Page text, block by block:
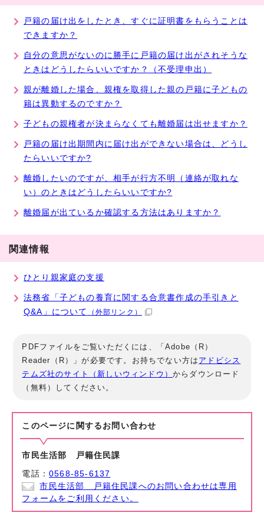
戸籍の届け出をしたとき、すぐに証明書をもらうことは
できますか？
自分の意思がないのに勝手に戸籍の届け出がされそうな
ときはどうしたらいいですか？（不受理申出）
親が離婚した場合、親権を取得した親の戸籍に子どもの
籍は異動するのですか？
子どもの親権者が決まらなくても離婚届は出せますか？
戸籍の届け出期間内に届け出ができない場合は、どうし
たらいいですか?
離婚したいのですが、相手が行方不明（連絡が取れな
い）のときはどうしたらいいですか?
離婚届が出ているか確認する方法はありますか？
関連情報
ひとり親家庭の支援
法務省「子どもの養育に関する合意書作成の手引きと
Q&A」について
（外部リンク）
PDFファイルをご覧いただくには、「Adobe（R）
Reader（R）」が必要です。お持ちでない方は アドビシス
テムズ社のサイト（新しいウィンドウ）からダウンロード
（無料）してください。
このページに関する お問い合わせ
市民生活部 戸籍住民課
電話：0568-85-6137
市民生活部 戸籍住民課へのお問い合わせは専用
フォームをご利用ください。